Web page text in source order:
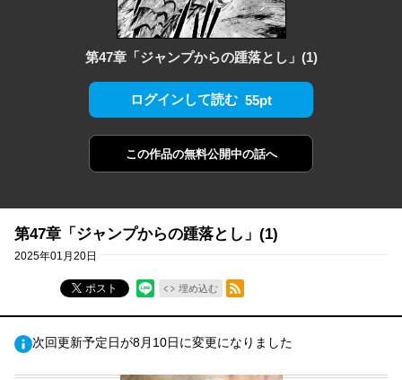
第47章「ジャンプからの踵落とし」(1)
ログインして読む 55pt
この作品の無料公開中の話へ
第47章「ジャンプからの踵落とし」(1)
2025年01月20日
ポスト 埋め込む
RSSフィード
次回更新予定日が8月10日に変更になりました